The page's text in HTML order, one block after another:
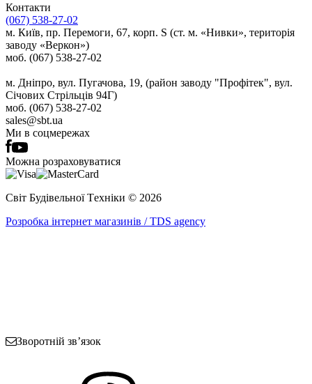
Контакти
(067) 538-27-02
м. Київ, пр. Перемоги, 67, корп. S (ст. м. «Нивки», територія
заводу «Веркон»)
моб. (067) 538-27-02
м. Дніпро, вул. Пугачова, 19, (район заводу "Профітек", вул.
Січових Стрільців 94Г)
моб. (067) 538-27-02
sales@sbt.ua
Ми в соцмережах
Можна розраховуватися
Світ Будівельної Tехніки © 2026
Розробка інтернет магазинів / TDS agency
Зворотній зв’язок